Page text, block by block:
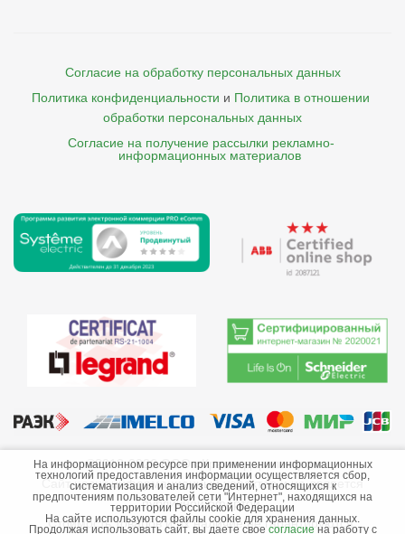
Согласие на обработку персональных данных
Политика конфиденциальности и Политика в отношении
обработки персональных данных
Согласие на получение рассылки рекламно-
    информационных материалов
©2013-2026 ООО «Краснодарэлектро»
Сайт носит информационный характер и не является
публичной офертой.
Стоимость товаров и их наличие не гарантируются.
На информационном ресурсе при применении информационных
технологий предоставления информации осуществляется сбор,
систематизация и анализ сведений, относящихся к
предпочтениям пользователей сети "Интернет", находящихся на
территории Российской Федерации
На сайте используются файлы cookie для хранения данных.
Продолжая использовать сайт, вы даете свое согласие на работу с